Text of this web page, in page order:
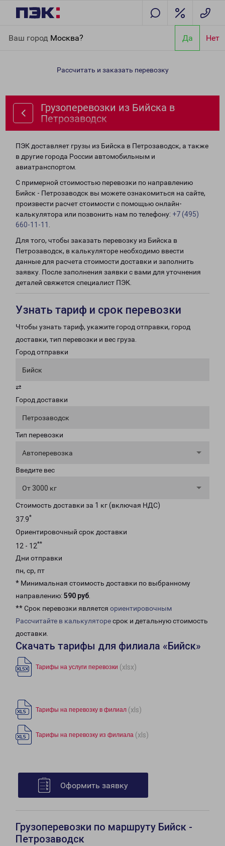
Ваш город Москва? Да Нет
Петрозаводск
Рассчитать и заказать перевозку
Грузоперевозки из Бийска в
Петрозаводск
ПЭК доставляет грузы из Бийска в Петрозаводск, а также
в другие города России автомобильным и
авиатранспортом.
С примерной стоимостью перевозки по направлению
Бийск - Петрозаводск вы можете ознакомиться на сайте,
произвести расчет стоимости с помощью онлайн-
калькулятора или позвонить нам по телефону: +7 (495)
660-11-11
Для того, чтобы заказать перевозку из Бийска в
Петрозаводск, в калькуляторе необходимо ввести
данные для расчета стоимости доставки и заполнить
заявку. После заполнения заявки с вами для уточнения
деталей свяжется специалист ПЭК.
Узнать тариф и срок перевозки
Чтобы узнать тариф, укажите город отправки, город
доставки, тип перевозки и вес груза.
Город отправки
Бийск
⇄
Город доставки
Петрозаводск
Тип перевозки
Автоперевозка
Введите вес
От 3000 кг
Стоимость доставки за 1 кг (включая НДС)
37.9*
Ориентировочный срок доставки
12 - 12**
Дни отправки
пн, ср, пт
* Минимальная стоимость доставки по выбранному
направлению: 590 руб.
** Срок перевозки является ориентировочным
Рассчитайте в калькуляторесрок и детальную стоимость
доставки.
Скачать тарифы для филиала «Бийск»
Тарифы на услуги перевозки (xlsx)
Тарифы на перевозку в филиал (xls)
Тарифы на перевозку из филиала (xls)
Оформить заявку
Грузоперевозки по маршруту Бийск -
Петрозаводск